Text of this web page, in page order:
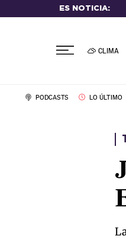
ES NOTICIA:
CLIMA
PODCASTS LO ÚLTIMO